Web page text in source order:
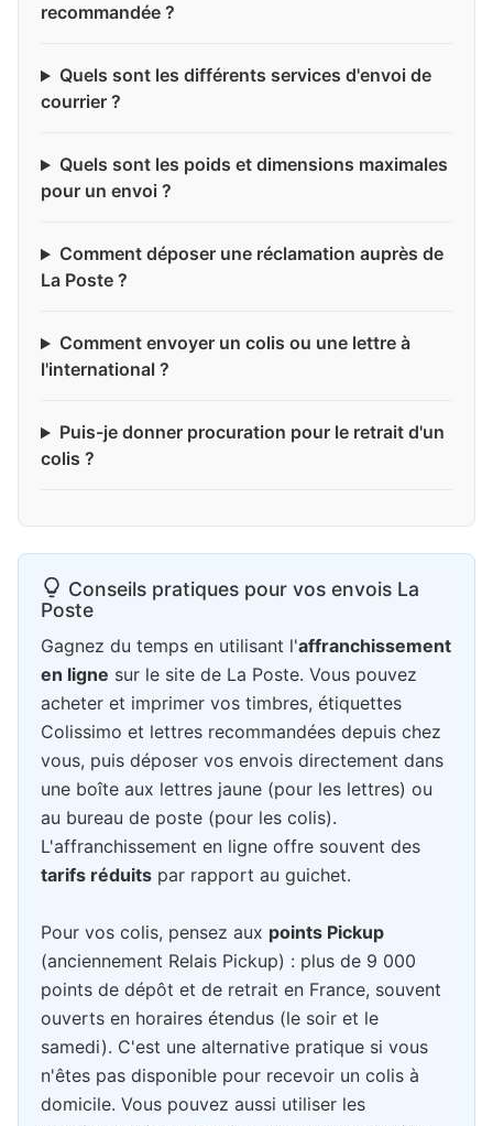
recommandée ?
Quels sont les différents services d'envoi de
courrier ?
Quels sont les poids et dimensions maximales
pour un envoi ?
Comment déposer une réclamation auprès de
La Poste ?
Comment envoyer un colis ou une lettre à
l'international ?
Puis-je donner procuration pour le retrait d'un
colis ?
Conseils pratiques pour vos envois La
Poste
Gagnez du temps en utilisant l'affranchissement
en ligne sur le site de La Poste. Vous pouvez
acheter et imprimer vos timbres, étiquettes
Colissimo et lettres recommandées depuis chez
vous, puis déposer vos envois directement dans
une boîte aux lettres jaune (pour les lettres) ou
au bureau de poste (pour les colis).
L'affranchissement en ligne offre souvent des
tarifs réduits par rapport au guichet.
Pour vos colis, pensez aux points Pickup
(anciennement Relais Pickup) : plus de 9 000
points de dépôt et de retrait en France, souvent
ouverts en horaires étendus (le soir et le
samedi). C'est une alternative pratique si vous
n'êtes pas disponible pour recevoir un colis à
domicile. Vous pouvez aussi utiliser les